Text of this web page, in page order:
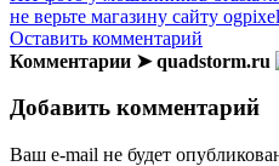
не верьте магазину сайту
Оставить комментарий
Комментарии ➤ quadstorm.ru
Добавить комментарий
Ваш e-mail не будет